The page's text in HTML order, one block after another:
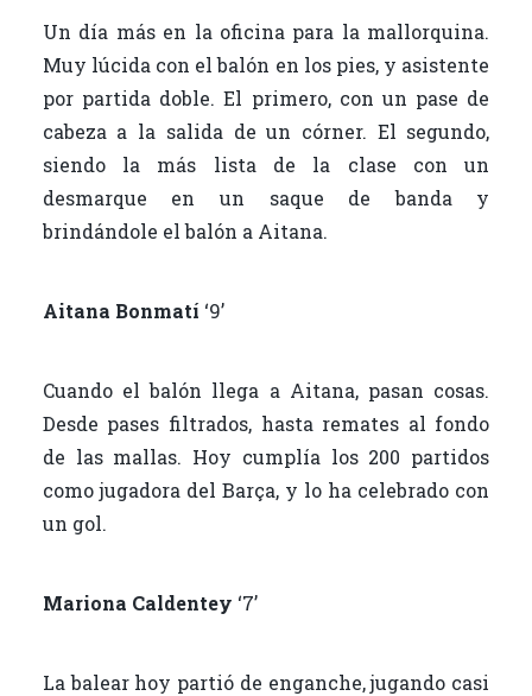
Un día más en la oficina para la mallorquina.
Muy lúcida con el balón en los pies, y asistente
por partida doble. El primero, con un pase de
cabeza a la salida de un córner. El segundo,
siendo la más lista de la clase con un
desmarque en un saque de banda y
brindándole el balón a Aitana.
Aitana Bonmatí ‘9’
Cuando el balón llega a Aitana, pasan cosas.
Desde pases filtrados, hasta remates al fondo
de las mallas. Hoy cumplía los 200 partidos
como jugadora del Barça, y lo ha celebrado con
un gol.
Mariona Caldentey ‘7’
La balear hoy partió de enganche, jugando casi